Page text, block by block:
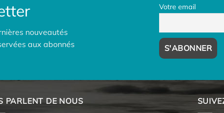
nouveautés
aux abonnés
Votre email
PARLENT DE NOUS